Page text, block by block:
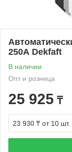
250А Dekfaft
В наличии
Опт и розница
25 925 ₸
23 930 ₸ от 10 шт.